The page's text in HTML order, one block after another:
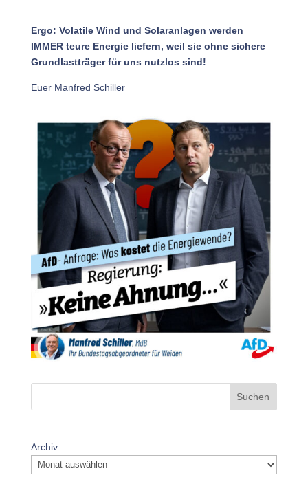
Ergo: Volatile Wind und Solaranlagen werden
IMMER teure Energie liefern, weil sie ohne sichere
Grundlastträger für uns nutzlos sind!
Euer Manfred Schiller
Suchen
Archiv